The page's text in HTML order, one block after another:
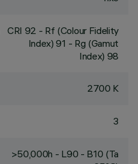
CRI 92 - Rf (Colour Fidelity
Index) 91 - Rg (Gamut
Index) 98
2700 K
3
>50,000h - L90 - B10 (Ta